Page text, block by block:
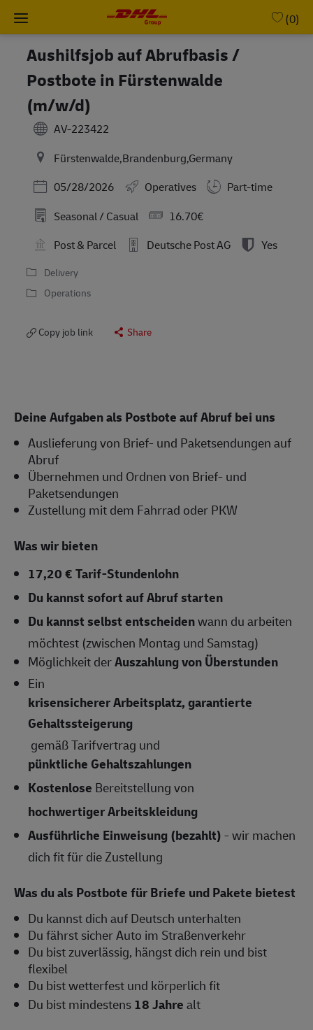
Skip to main content
(0)
Aushilfsjob auf Abrufbasis /
Postbote in Fürstenwalde
(m/w/d)
AV-223422
Fürstenwalde,Brandenburg,Germany
Posted Date
05/28/2026 Operatives
Part-time
Seasonal / Casual
16.70€
Post & Parcel
Deutsche Post AG Yes
Delivery
Operations
Copy job link Share
Deine Aufgaben als Postbote auf Abruf bei uns
Auslieferung von Brief- und Paketsendungen auf
Abruf
Übernehmen und Ordnen von Brief- und
Paketsendungen
Zustellung mit dem Fahrrad oder PKW
Was wir bieten
17,20 € Tarif-Stundenlohn
Du kannst sofort auf Abruf starten
Du kannst selbst entscheidenwann du arbeiten
möchtest (zwischen Montag und Samstag)
Möglichkeit derAuszahlung von Überstunden
Ein
krisensicherer Arbeitsplatz, garantierte
Gehaltssteigerung
gemäß Tarifvertrag und
pünktliche Gehaltszahlungen
Kostenlose Bereitstellung von
hochwertiger Arbeitskleidung
Ausführliche Einweisung (bezahlt)- wir machen
dich fit für die Zustellung
Was du als Postbote für Briefe und Pakete bietest
Du kannst dich auf Deutsch unterhalten
Du fährst sicher Auto im Straßenverkehr
Du bist zuverlässig, hängst dich rein und bist
flexibel
Du bist wetterfest und körperlich fit
Du bist mindestens 18 Jahrealt